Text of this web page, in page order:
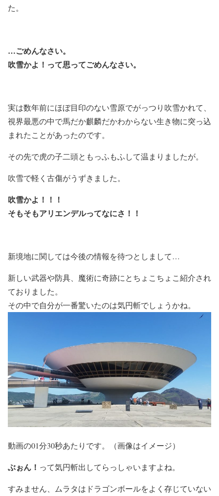
た。
…ごめんなさい。
吹雪かよ！って思ってごめんなさい。
実は数年前にほぼ目印のない雪原でがっつり吹雪かれて、
視界最悪の中で馬だか麒麟だかわからない生き物に突っ込
まれたことがあったのです。
その先で虎の子二頭ともっふもふして温まりましたが。
吹雪で軽く古傷がうずきました。
吹雪かよ！！！
そもそもアリエンデルってなにさ！！
新境地に関しては今後の情報を待つとしまして…
新しい武器や防具、魔術に奇跡にとちょこちょこ紹介され
ておりました。
その中で自分が一番驚いたのは気円斬でしょうかね。
動画の01分30秒あたりです。（画像はイメージ）
ぶぉん！ って気円斬出してらっしゃいますよね。
すみません、ムラタはドラゴンボールをよく存じていない